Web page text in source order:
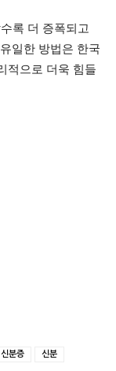
록 더 증폭되고
일한 방법은 한국
적으로 더욱 힘들
신분증 신분